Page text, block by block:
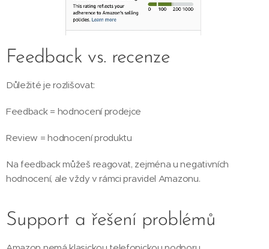
Feedback vs. recenze
Důležité je rozlišovat:
Feedback = hodnocení prodejce
Review = hodnocení produktu
Na feedback můžeš reagovat, zejména u negativních
hodnocení, ale vždy v rámci pravidel Amazonu.
Support a řešení problémů